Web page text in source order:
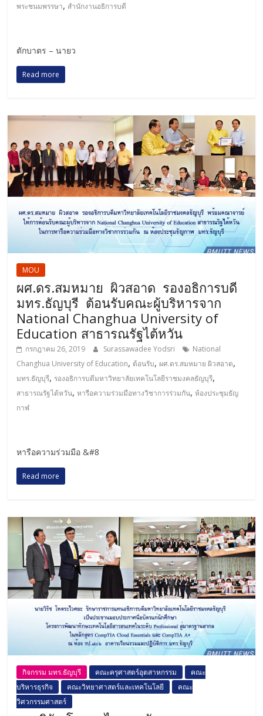
พระชนมพรรษา, สำนักงานอธิการบดี
ตักบาตร – นายว
Read more
MOU
ผศ.ดร.สมหมาย ผิวสอาด รองอธิการบดี
มทร.ธัญบุรี ต้อนรับคณะผู้บริหารจาก
National Changhua University of
Education สาธารณรัฐไต้หวัน
กรกฎาคม 26, 2019 Surassawadee Yodsri
National
Changhua University of Education, ต้อนรับ,ผศ.ดร.สมหมาย ผิวสอาด,
มทร.ธัญบุรี, รองอธิการบดีมหาวิทยาลัยเทคโนโลยีราชมงคลธัญบุรี,
สาธารณรัฐไต้หวัน,หารือความร่วมมือทางวิชาการร่วมกัน,ห้องประชุมธัญ
กาฬ
หารือความร่วมมือ &#8
Read more
กิจกรรม มทร.ธัญบุรี คณะครุศาสตร์อุตสาหกรรม
คณะ
บริหารธุรกิจ
คณะวิทยาศาสตร์และเทคโนโลยี
คณะ
วิศวกรรมศาสตร์